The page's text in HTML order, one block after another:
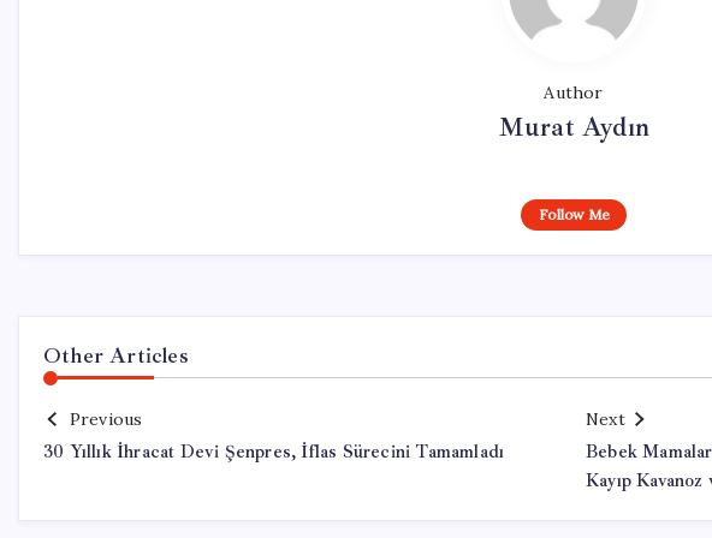
Author
Murat Aydın
Follow Me
Other Articles
Previous
30 Yıllık İhracat Devi Şenpres, İflas Sürecini Tamamladı
Next
Bebek
Kayıp